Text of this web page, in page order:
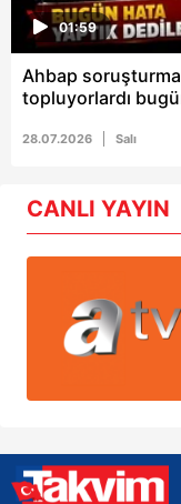
01:59
Ahbap
topluyorlardı
28.07.2026 Salı
CANLI YAYIN